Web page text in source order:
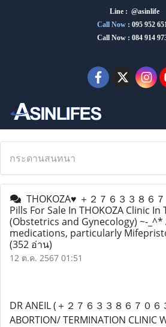
Line : @asinlife
Call Now : 095 952
Call Now : 084 914
กระดานสนทนา
THOKOZA♥ ＋２７６３３８６
Pills For Sale In THOKOZA Clinic In
(Obstetrics and Gynecology) ~-
medications, particularly
(352 อ่าน)
12 ต.ค. 2567 01:51
DR ANEIL (＋２７６３３８６７０６
ABORTION/ TERMINATION CLINIC